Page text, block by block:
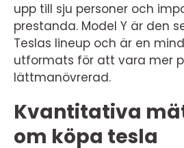
upp till sju personer och
prestanda. Model Y är den
Teslas lineup och är en
utformats för att vara mer
lättmanövrerad.
Kvantitativa
om köpa tesla